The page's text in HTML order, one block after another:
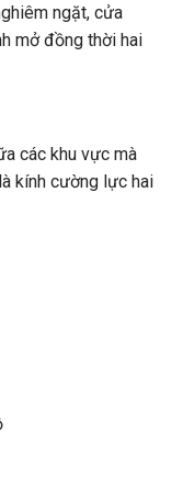
ngặt, cửa
mở đồng thời hai
các khu vực mà
kính cường lực hai